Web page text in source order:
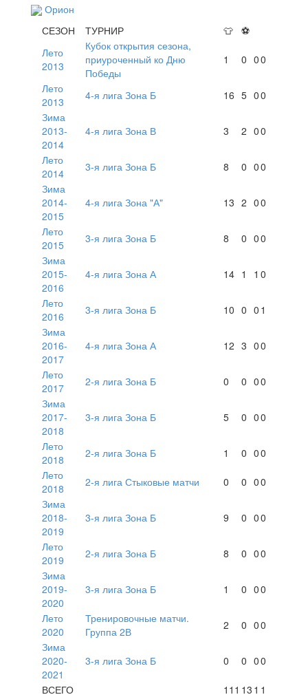
Орион
СЕЗОН
ТУРНИР 👕 ⚽
Лето
2013
Кубок открытия сезона,
приуроченный ко Дню
Победы
1 0 00
Лето
2013
4-я лига Зона Б 16 5 00
Зима
2013-
2014
4-я лига Зона В 3 2 00
Лето
2014
3-я лига Зона Б 8 0 00
Зима
2014-
2015
4-я лига Зона "А" 13 2 00
Лето
2015
3-я лига Зона Б 8 0 00
Зима
2015-
2016
4-я лига Зона А 14 1 1 0
Лето
2016
3-я лига Зона Б 10 0 0 1
Зима
2016-
2017
4-я лига Зона А 12 3 00
Лето
2017
2-я лига Зона Б 0 0 00
Зима
2017-
2018
3-я лига Зона Б 5 0 00
Лето
2018
2-я лига Зона Б 1 0 00
Лето
2018
2-я лига Стыковые матчи 0 0 00
Зима
2018-
2019
3-я лига Зона Б 9 0 00
Лето
2019
2-я лига Зона Б 8 0 00
Зима
2019-
2020
3-я лига Зона Б 1 0 00
Лето
2020
Тренировочные матчи.
Группа 2В
2 0 00
Зима
2020-
2021
3-я лига Зона Б 0 0 00
ВСЕГО 111 13 1 1